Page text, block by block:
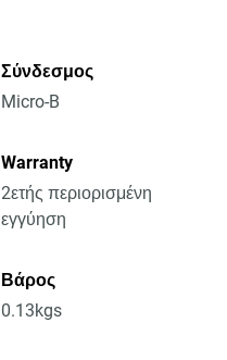
Σύνδεσμος
Micro-B
Warranty
2ετής περιορισμένη
εγγύηση
Βάρος
0.13kgs